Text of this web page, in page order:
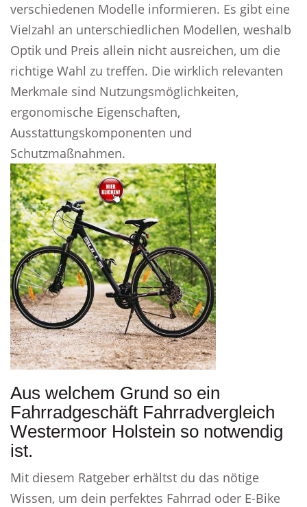
verschiedenen Modelle informieren. Es gibt eine
Vielzahl an unterschiedlichen Modellen, weshalb
Optik und Preis allein nicht ausreichen, um die
richtige Wahl zu treffen. Die wirklich relevanten
Merkmale sind Nutzungsmöglichkeiten,
ergonomische Eigenschaften,
Ausstattungskomponenten und
Schutzmaßnahmen.
Aus welchem Grund so ein
Fahrradgeschäft Fahrradvergleich
Westermoor Holstein so notwendig
ist.
Mit diesem Ratgeber erhältst du das nötige
Wissen, um dein perfektes Fahrrad oder E-Bike